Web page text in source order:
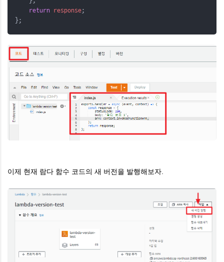
return response;
};
이제 현재 람다 함수 코드의 새 버전을 발행해보자.